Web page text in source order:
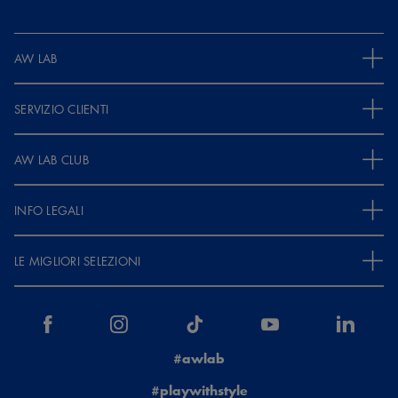
numero giusto!
AW LAB
SERVIZIO CLIENTI
AW LAB CLUB
INFO LEGALI
LE MIGLIORI SELEZIONI
#awlab
#playwithstyle